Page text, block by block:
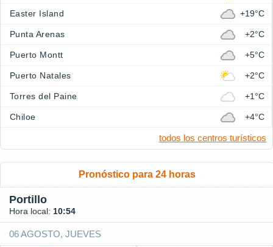
Easter Island +19°C
Punta Arenas +2°C
Puerto Montt +5°C
Puerto Natales +2°C
Torres del Paine +1°C
Chiloe +4°C
todos los centros turísticos
Pronóstico para 24 horas
Portillo
Hora local: 10:54
06 AGOSTO, JUEVES